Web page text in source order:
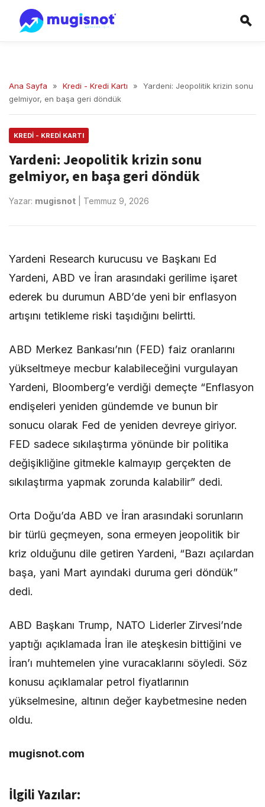
Ana Sayfa » Kredi - Kredi Kartı »
Yardeni: Jeopolitik krizin sonu
gelmiyor, en başa geri döndük
KREDI - KREDI KARTI
Yardeni: Jeopolitik krizin sonu
gelmiyor, en başa geri döndük
Yazar: mugisnot Temmuz 9, 2026
Yardeni Research kurucusu ve Başkanı Ed
Yardeni, ABD ve İran arasındaki gerilime işaret
ederek bu durumun ABD’de yeni bir enflasyon
artışını tetikleme riski taşıdığını belirtti.
ABD Merkez Bankası’nın (FED) faiz oranlarını
yükseltmeye mecbur kalabileceğini vurgulayan
Yardeni, Bloomberg’e verdiği demeçte “Enflasyon
endişeleri yeniden gündemde ve bunun bir
sonucu olarak Fed de yeniden devreye giriyor.
FED sadece sıkılaştırma yönünde bir politika
değişikliğine gitmekle kalmayıp gerçekten de
sıkılaştırma yapmak zorunda kalabilir” dedi.
Orta Doğu’da ABD ve İran arasındaki sorunların
bir türlü geçmeyen, sona ermeyen jeopolitik bir
kriz olduğunu dile getiren Yardeni, “Bazı açılardan
başa, yani Mart ayındaki duruma geri döndük”
dedi.
ABD Başkanı Trump, NATO Liderler Zirvesi’nde
yaptığı açıklamada İran ile ateşkesin bittiğini ve
İran’ı muhtemelen yine vuracaklarını söyledi. Söz
konusu açıklamalar petrol fiyatlarının
yükselmesine, altının değer kaybetmesine neden
oldu.
mugisnot.com
İlgili Yazılar: